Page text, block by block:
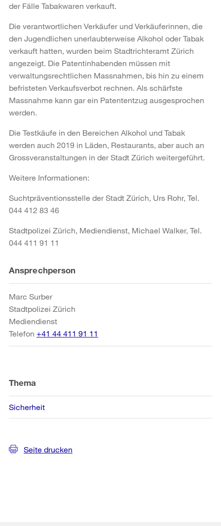
der Fälle Tabakwaren verkauft.
Die verantwortlichen Verkäufer und Verkäuferinnen, die
den Jugendlichen unerlaubterweise Alkohol oder Tabak
verkauft hatten, wurden beim Stadtrichteramt Zürich
angezeigt. Die Patentinhabenden müssen mit
verwaltungsrechtlichen Massnahmen, bis hin zu einem
befristeten Verkaufsverbot rechnen. Als schärfste
Massnahme kann gar ein Patententzug ausgesprochen
werden.
Die Testkäufe in den Bereichen Alkohol und Tabak
werden auch 2019 in Läden, Restaurants, aber auch an
Grossveranstaltungen in der Stadt Zürich weitergeführt.
Weitere Informationen:
Suchtpräventionsstelle der Stadt Zürich, Urs Rohr, Tel.
044 412 83 46
Stadtpolizei Zürich, Mediendienst, Michael Walker, Tel.
044 411 91 11
Weitere
Informationen
Ansprechperson
Marc Surber
Stadtpolizei Zürich
Mediendienst
Telefon +41 44 411 91 11
Thema
Sicherheit
Seite drucken